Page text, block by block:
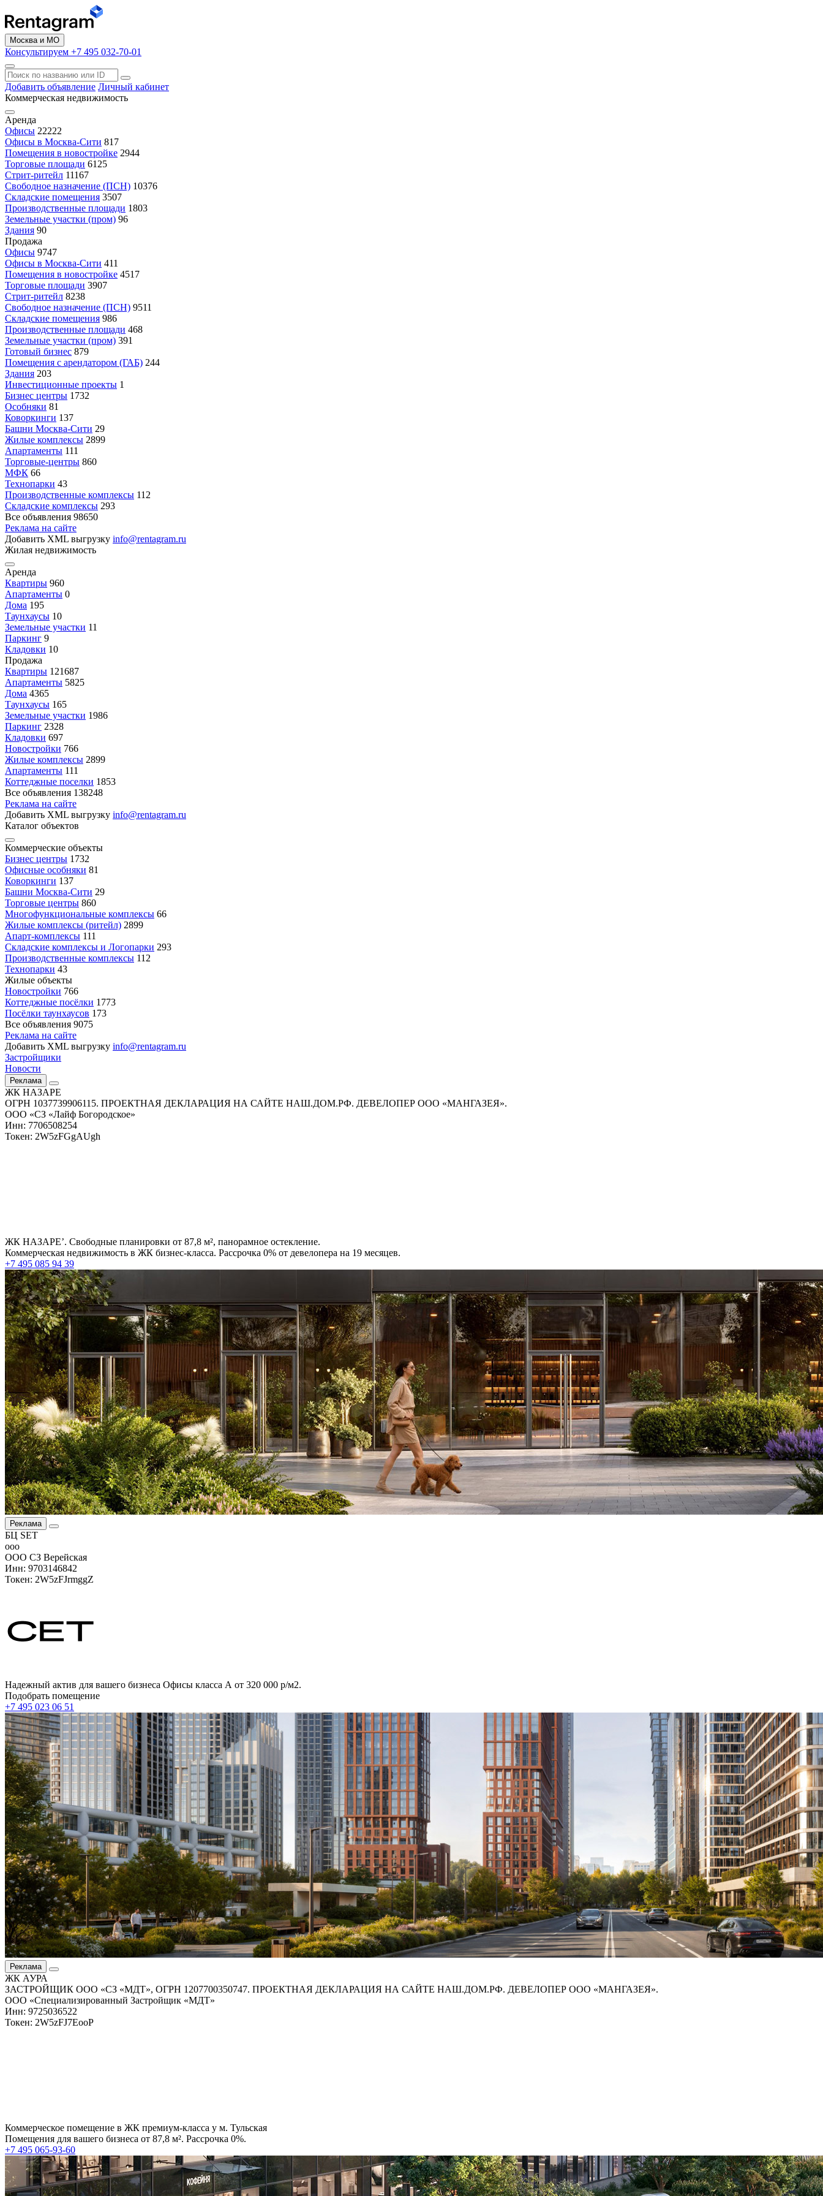
Москва и МО
Консультируем +7 495 032-70-01
Добавить объявление Личный кабинет
Коммерческая недвижимость
Аренда
Офисы 22222
Офисы в Москва-Сити 817
Помещения в новостройке 2944
Торговые площади 6125
Стрит-ритейл 11167
Свободное назначение (ПСН) 10376
Складские помещения 3507
Производственные площади 1803
Земельные участки (пром) 96
Здания 90
Продажа
Офисы 9747
Офисы в Москва-Сити 411
Помещения в новостройке 4517
Торговые площади 3907
Стрит-ритейл 8238
Свободное назначение (ПСН) 9511
Складские помещения 986
Производственные площади 468
Земельные участки (пром) 391
Готовый бизнес 879
Помещения с арендатором (ГАБ) 244
Здания 203
Инвестиционные проекты 1
Бизнес центры 1732
Особняки 81
Коворкинги 137
Башни Москва-Сити 29
Жилые комплексы 2899
Апартаменты 111
Торговые-центры 860
МФК 66
Технопарки 43
Производственные комплексы 112
Складские комплексы 293
Все объявления 98650
Реклама на сайте
Добавить XML выгрузку info@rentagram.ru
Жилая недвижимость
Аренда
Квартиры 960
Апартаменты 0
Дома 195
Таунхаусы 10
Земельные участки 11
Паркинг 9
Кладовки 10
Продажа
Квартиры 121687
Апартаменты 5825
Дома 4365
Таунхаусы 165
Земельные участки 1986
Паркинг 2328
Кладовки 697
Новостройки 766
Жилые комплексы 2899
Апартаменты 111
Коттеджные поселки 1853
Все объявления 138248
Реклама на сайте
Добавить XML выгрузку info@rentagram.ru
Каталог объектов
Коммерческие объекты
Бизнес центры 1732
Офисные особняки 81
Коворкинги 137
Башни Москва-Сити 29
Торговые центры 860
Многофункциональные комплексы 66
Жилые комплексы (ритейл) 2899
Апарт-комплексы 111
Складские комплексы и Логопарки 293
Производственные комплексы 112
Технопарки 43
Жилые объекты
Новостройки 766
Коттеджные посёлки 1773
Посёлки таунхаусов 173
Все объявления 9075
Реклама на сайте
Добавить XML выгрузку info@rentagram.ru
Застройщики
Новости
Реклама
ЖК НАЗАРЕ
ОГРН 1037739906115. ПРОЕКТНАЯ ДЕКЛАРАЦИЯ НА САЙТЕ НАШ.ДОМ.РФ. ДЕВЕЛОПЕР ООО «МАНГАЗЕЯ».
ООО «СЗ «Лайф Богородское»
Инн: 7706508254
Токен: 2W5zFGgAUgh
ЖК НАЗАРЕ’. Свободные планировки от 87,8 м², панорамное остекление.
Коммерческая недвижимость в ЖК бизнес-класса. Рассрочка 0% от девелопера на 19 месяцев.
+7 495 085 94 39
Реклама
БЦ SET
ооо
ООО СЗ Верейская
Инн: 9703146842
Токен: 2W5zFJrmggZ
Надежный актив для вашего бизнеса Офисы класса А от 320 000 р/м2.
Подобрать помещение
+7 495 023 06 51
Реклама
ЖК АУРА
ЗАСТРОЙЩИК ООО «СЗ «МДТ», ОГРН 1207700350747. ПРОЕКТНАЯ ДЕКЛАРАЦИЯ НА САЙТЕ НАШ.ДОМ.РФ. ДЕВЕЛОПЕР ООО «МАНГАЗЕЯ».
ООО «Специализированный Застройщик «МДТ»
Инн: 9725036522
Токен: 2W5zFJ7EooP
Коммерческое помещение в ЖК премиум-класса у м. Тульская
Помещения для вашего бизнеса от 87,8 м². Рассрочка 0%.
+7 495 065-93-60